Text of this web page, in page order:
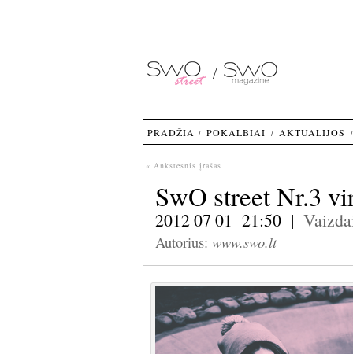
« Ankstesnis įrašas
SwO street Nr.3
2012 07 01 21:50 |
Autorius: www.swo.lt
PRADŽIA POKALBIAI AKTUALIJOS